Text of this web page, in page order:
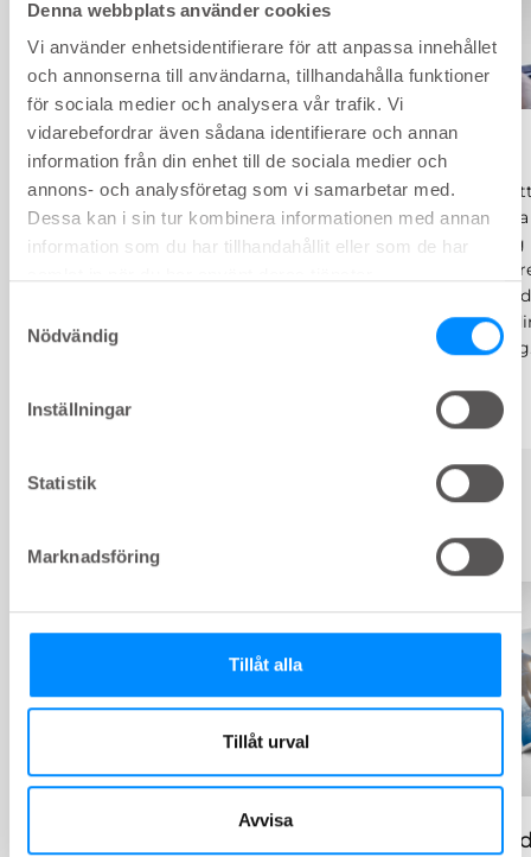
Denna webbplats använder cookies
Vi använder enhetsidentifierare för att anpassa innehållet
och annonserna till användarna, tillhandahålla funktioner
för sociala medier och analysera vår trafik. Vi
vidarebefordrar även sådana identifierare och annan
information från din enhet till de sociala medier och
annons- och analysföretag som vi samarbetar med.
Dessa kan i sin tur kombinera informationen med annan
information som du har tillhandahållit eller som de har
Nödvändig
Inställningar
Statistik
Marknadsföring
Tillåt alla
Tillåt urval
Avvisa
Bilder Alice
Här har vi samlat bilder för att
göra det lättare för dig att lära
flickor att utföra kateterisering
välj och ladda ner bilder som
Bilder Alex
Här hittar du
att visa och
kateterisera sig
Klicka dig
och välj sedan
visar vad just
behöver lära